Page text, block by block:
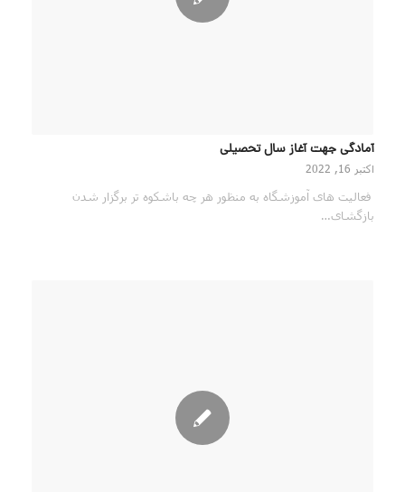
آمادگی جهت آغاز سال تحصیلی
اکتبر 16, 2022
فعالیت های آموزشگاه به منظور هر چه باشکوه تر برگزار شدن
بازگشای…